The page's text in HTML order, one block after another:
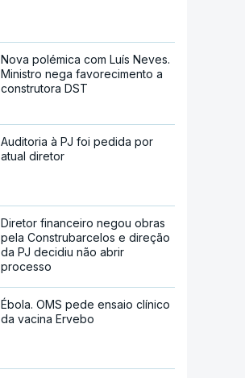
Nova polémica com Luís Neves.
Ministro nega favorecimento a
construtora DST
Auditoria à PJ foi pedida por
atual diretor
Diretor financeiro negou obras
pela Construbarcelos e direção
da PJ decidiu não abrir
processo
Ébola. OMS pede ensaio clínico
da vacina Ervebo